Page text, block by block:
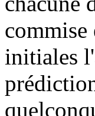
initiales